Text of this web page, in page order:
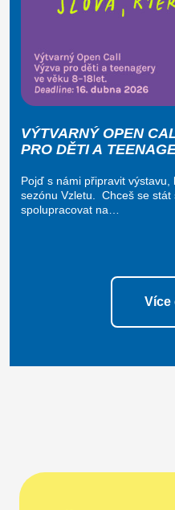
VÝTVARNÝ OPEN
PRO DĚTI A
Pojď s námi připravit
sezónu Vzletu. Chceš se
spolupracovat na…
Více